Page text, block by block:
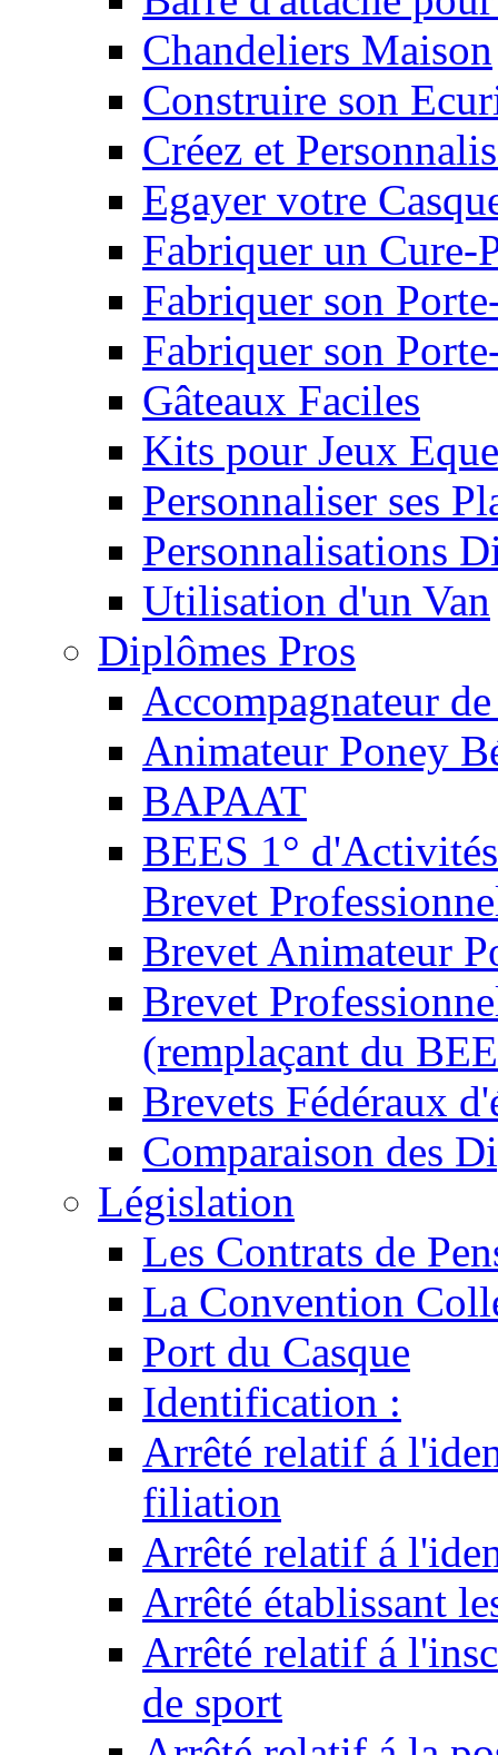
Chandeliers Maison
Construire son
Créez et
Egayer votre
Fabriquer un Cure-
Fabriquer son
Fabriquer son
Gâteaux Faciles
Kits pour Jeux
Personnaliser ses
Personnalisations
Utilisation d'un Van
Diplômes Pros
Accompagnateur
Animateur Poney
BAPAAT
BEES 1°
Brevet
Brevet Animateur
Brevet
(remplaçant du
Brevets Fédéraux
Comparaison des
Législation
Les Contrats de
La Convention
Port du Casque
Identification :
Arrêté relatif á
filiation
Arrêté relatif á
Arrêté établissant
Arrêté relatif á
de sport